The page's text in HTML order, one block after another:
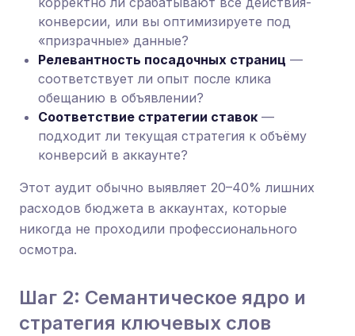
конверсии, или вы оптимизируете под
«призрачные» данные?
Релевантность посадочных страниц —
соответствует ли опыт после клика
обещанию в объявлении?
Соответствие стратегии ставок —
подходит ли текущая стратегия к объёму
конверсий в аккаунте?
Этот аудит обычно выявляет 20–40% лишних
расходов бюджета в аккаунтах, которые
никогда не проходили профессионального
осмотра.
Шаг 2: Семантическое ядро и
стратегия ключевых слов